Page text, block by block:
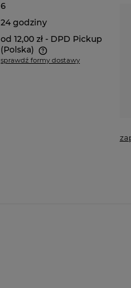
6
24 godziny
od 12,00 zł - DPD Pickup
(Polska)
sprawdź formy dostawy